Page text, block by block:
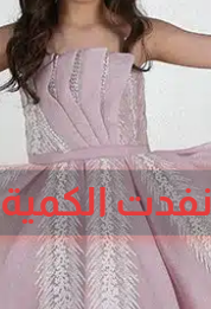
نفدت الكمية